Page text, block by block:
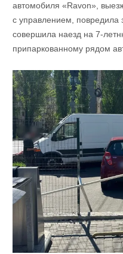
автомобиля «Ravon»,
с управлением, повредила
совершила наезд на 7-
припаркованному рядом